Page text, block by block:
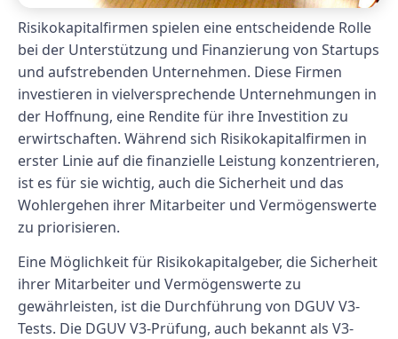
Risikokapitalfirmen spielen eine entscheidende Rolle
bei der Unterstützung und Finanzierung von Startups
und aufstrebenden Unternehmen. Diese Firmen
investieren in vielversprechende Unternehmungen in
der Hoffnung, eine Rendite für ihre Investition zu
erwirtschaften. Während sich Risikokapitalfirmen in
erster Linie auf die finanzielle Leistung konzentrieren,
ist es für sie wichtig, auch die Sicherheit und das
Wohlergehen ihrer Mitarbeiter und Vermögenswerte
zu priorisieren.
Eine Möglichkeit für Risikokapitalgeber, die Sicherheit
ihrer Mitarbeiter und Vermögenswerte zu
gewährleisten, ist die Durchführung von DGUV V3-
Tests. Die DGUV V3-Prüfung, auch bekannt als V3-